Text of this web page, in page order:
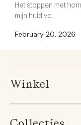
Het stoppen met
mijn huid vo...
February 20, 2026
Winkel